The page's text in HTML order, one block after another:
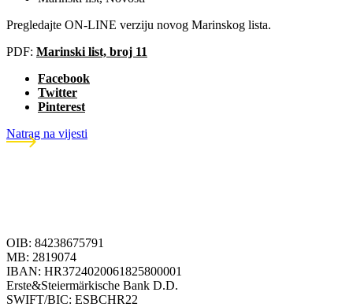
Pregledajte ON-LINE verziju novog Marinskog lista.
PDF: Marinski list, broj 11
Facebook
Twitter
Pinterest
Natrag na vijesti
OIB: 84238675791
MB: 2819074
IBAN: HR3724020061825800001
Erste&Steiermärkische Bank D.D.
SWIFT/BIC: ESBCHR22